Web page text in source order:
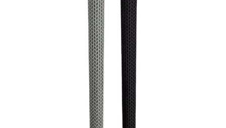
ก้านโม Premium
ไม้กอล์ฟมือสอง Japan
Grips
Clubmaking Supplies